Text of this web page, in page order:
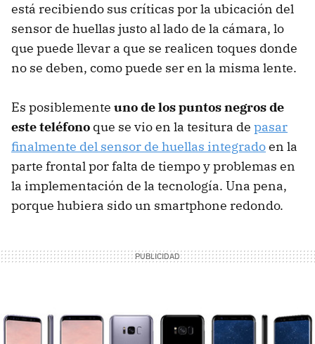
está recibiendo sus críticas por la ubicación del
sensor de huellas justo al lado de la cámara, lo
que puede llevar a que se realicen toques donde
no se deben, como puede ser en la misma lente.
Es posiblemente uno de los puntos negros de
este teléfono que se vio en la tesitura de pasar
finalmente del sensor de huellas integradoen la
parte frontal por falta de tiempo y problemas en
la implementación de la tecnología. Una pena,
porque hubiera sido un smartphone redondo.